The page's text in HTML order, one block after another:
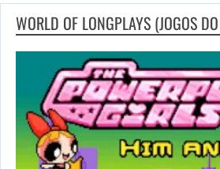
WORLD OF LONGPLAYS (JOGOS